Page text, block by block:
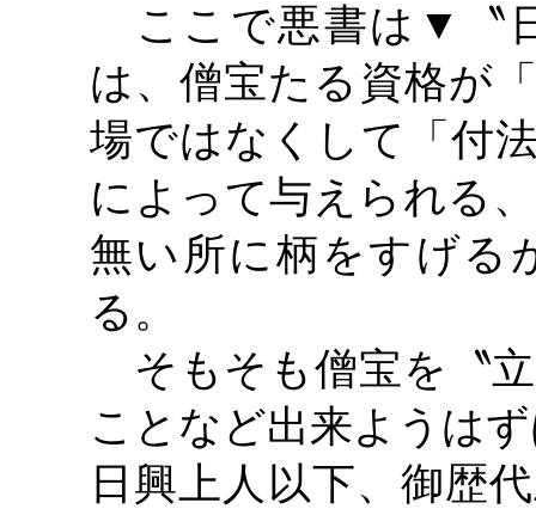
ここで悪書は ▼〝
は、僧宝たる資格が
場ではなくして「付
によって与えられる
無い所に柄をすげる
る。
そもそも僧宝を〝
ことなど出来ようは
日興上人以下、御歴